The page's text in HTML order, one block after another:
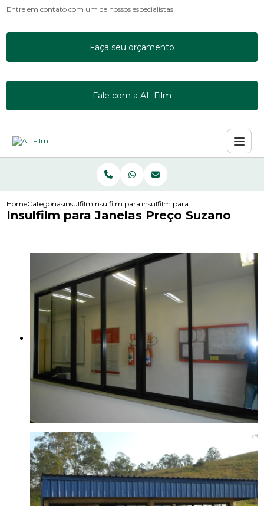
Entre em contato com um de nossos especialistas!
Faça seu orçamento
Fale com a AL Film
HomeCategoriasinsulfilminsulfilm para janela de apartamento
insulfilm para janelas preco suzano
Insulfilm para Janelas Preço Suzano